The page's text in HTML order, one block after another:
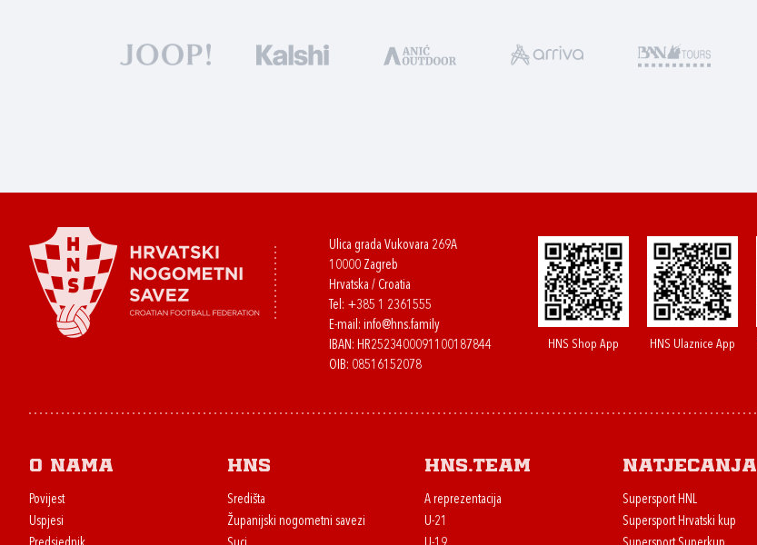
Ulica grada Vukovara 269A
10000 Zagreb
Hrvatska / Croatia
Tel: +385 1 2361555
E-mail: info@hns.family
IBAN: HR2523400091100187844
OIB: 08516152078
HNS Shop App HNS Ulaznice App
O nama
Povijest
Uspjesi
HNS
Središta
Županijski nogometni savezi
HNS.team
A reprezentacija
U-21
Natjecanja
Supersport HNL
Supersport Hrvatski kup